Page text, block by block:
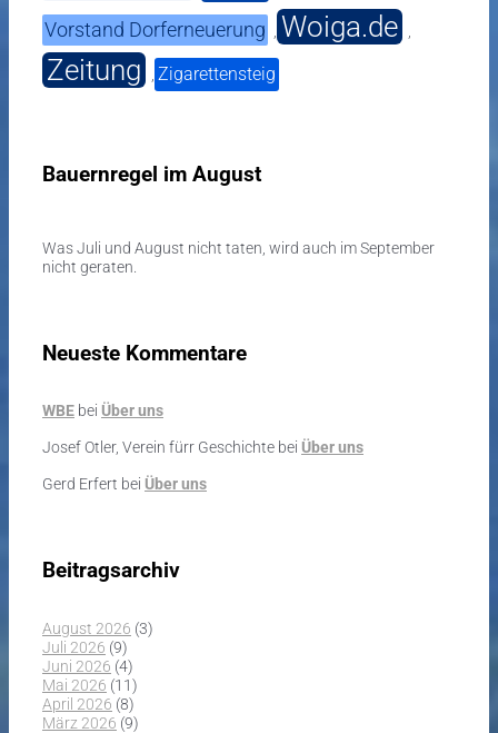
Vorstand Dorferneuerung , Woiga.de ,
Zeitung , Zigarettensteig
Bauernregel im August
Was Juli und August nicht taten, wird auch im September
nicht geraten.
Neueste Kommentare
WBE bei Über uns
Josef Otler, Verein fürr Geschichte bei Über uns
Gerd Erfert bei Über uns
Beitragsarchiv
August 2026 (3)
Juli 2026 (9)
Juni 2026 (4)
Mai 2026 (11)
April 2026 (8)
März 2026 (9)